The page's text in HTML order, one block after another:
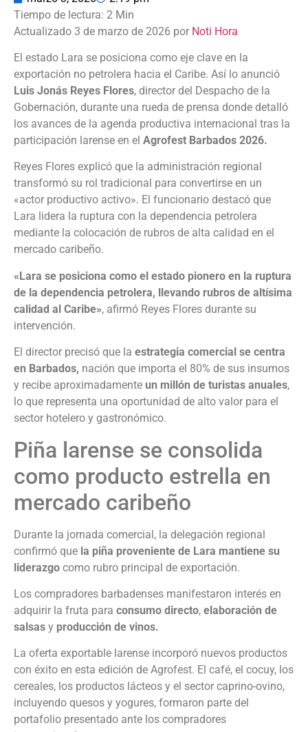
Actualizado 3 de marzo de 2026 por Noti Hora
El estado Lara se posiciona como eje clave en la
exportación no petrolera hacia el Caribe. Así lo anunció
Luis Jonás Reyes Flores, director del Despacho de la
Gobernación, durante una rueda de prensa donde detalló
los avances de la agenda productiva internacional tras la
participación larense en el Agrofest Barbados 2026.
Reyes Flores explicó que la administración regional
transformó su rol tradicional para convertirse en un
«actor productivo activo». El funcionario destacó que
Lara lidera la ruptura con la dependencia petrolera
mediante la colocación de rubros de alta calidad en el
mercado caribeño.
«Lara se posiciona como el estado pionero en la ruptura
de la dependencia petrolera, llevando rubros de altísima
calidad al Caribe», afirmó Reyes Flores durante su
intervención.
El director precisó que la estrategia comercial se centra
en Barbados, nación que importa el 80% de sus insumos
y recibe aproximadamente un millón de turistas anuales,
lo que representa una oportunidad de alto valor para el
sector hotelero y gastronómico.
Piña larense se consolida
como producto estrella en
mercado caribeño
Durante la jornada comercial, la delegación regional
confirmó que la piña proveniente de Lara mantiene su
liderazgo como rubro principal de exportación.
Los compradores barbadenses manifestaron interés en
adquirir la fruta para consumo directo, elaboración de
salsas y producción de vinos.
La oferta exportable larense incorporó nuevos productos
con éxito en esta edición de Agrofest. El café, el cocuy, los
cereales, los productos lácteos y el sector caprino-ovino,
incluyendo quesos y yogures, formaron parte del
portafolio presentado ante los compradores